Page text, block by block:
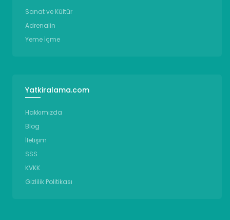
Sanat ve Kültür
Adrenalin
Yeme İçme
Yatkiralama.com
Hakkımızda
Blog
İletişim
SSS
KVKK
Gizlilik Politikası